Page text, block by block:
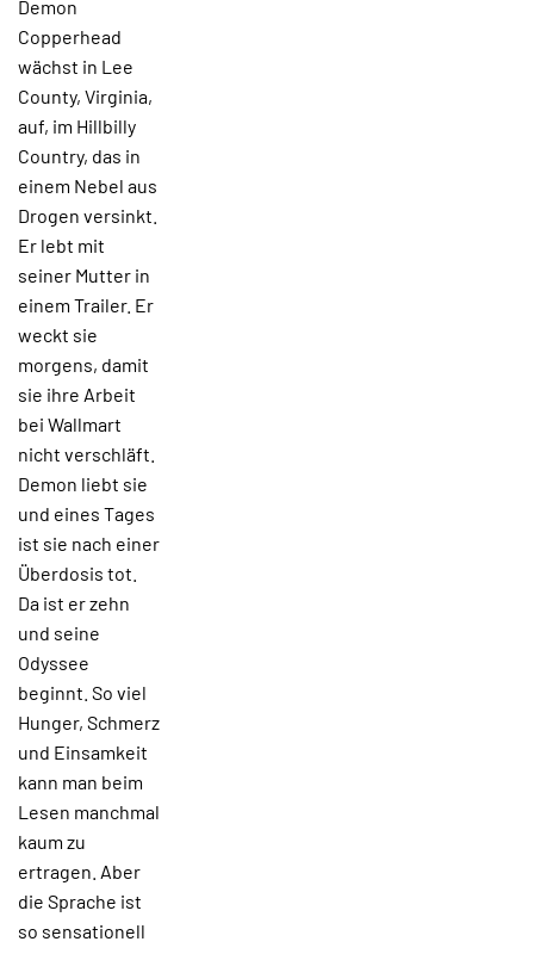
Demon
Copperhead
wächst in Lee
County, Virginia,
auf, im Hillbilly
Country, das in
einem Nebel aus
Drogen versinkt.
Er lebt mit
seiner Mutter in
einem Trailer. Er
weckt sie
morgens, damit
sie ihre Arbeit
bei Wallmart
nicht verschläft.
Demon liebt sie
und eines Tages
ist sie nach einer
Überdosis tot.
Da ist er zehn
und seine
Odyssee
beginnt. So viel
Hunger, Schmerz
und Einsamkeit
kann man beim
Lesen manchmal
kaum zu
ertragen. Aber
die Sprache ist
so sensationell